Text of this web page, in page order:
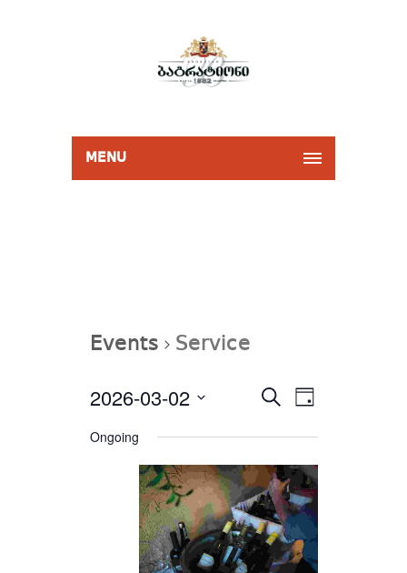
MENU
Events Service
Events
Search
and
Navigation
SEARCHEvent
Views
DAY
2026-03-02
Select
Ongoing